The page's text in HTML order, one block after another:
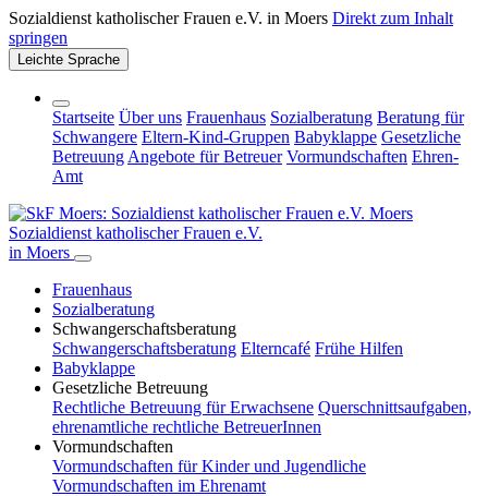
Sozialdienst katholischer Frauen e.V. in Moers Direkt zum Inhalt
springen
Leichte Sprache
Startseite Über uns Frauenhaus Sozialberatung Beratung für
Schwangere Eltern-Kind-Gruppen Babyklappe Gesetzliche
Betreuung Angebote für Betreuer Vormundschaften Ehren-
Amt
Sozialdienst katholischer Frauen e.V.
in Moers
Frauenhaus
Sozialberatung
Schwangerschafts­beratung
Schwangerschafts­beratung Elterncafé Frühe Hilfen
Babyklappe
Gesetzliche Betreuung
Rechtliche Betreuung für Erwachsene Querschnittsaufgaben,
ehrenamtliche rechtliche BetreuerInnen
Vormundschaften
Vormundschaften für Kinder und Jugendliche
Vormundschaften im Ehrenamt